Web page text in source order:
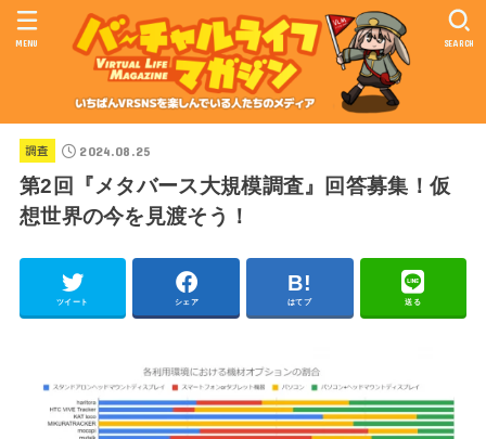
SEARCH
MENU
調査 2024.08.25
第2回『メタバース大規模調査』回答募集！仮
想世界の今を見渡そう！
ツイート シェア はてブ 送る